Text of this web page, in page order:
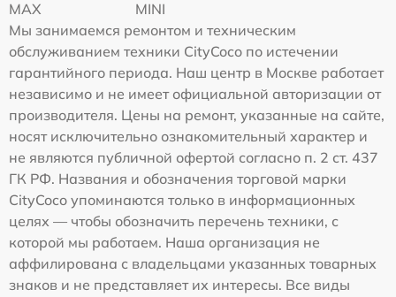
MAX
MINI
Мы занимаемся ремонтом и техническим
обслуживанием техники CityCoco по истечении
гарантийного периода. Наш центр в Москве работает
независимо и не имеет официальной авторизации от
производителя. Цены на ремонт, указанные на сайте,
носят исключительно ознакомительный характер и
не являются публичной офертой согласно п. 2 ст. 437
ГК РФ. Названия и обозначения торговой марки
CityCoco упоминаются только в информационных
целях — чтобы обозначить перечень техники, с
которой мы работаем. Наша организация не
аффилирована с владельцами указанных товарных
знаков и не представляет их интересы. Все виды